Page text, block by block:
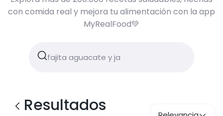
con comida real y mejora tu alimentación con la app
MyRealFood💚
Resultados